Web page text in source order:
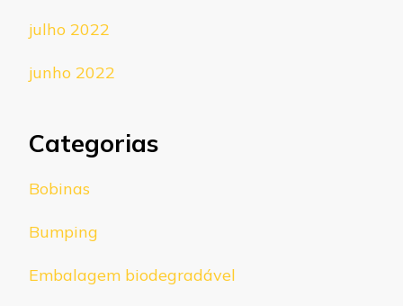
julho 2022
junho 2022
Categorias
Bobinas
Bumping
Embalagem biodegradável